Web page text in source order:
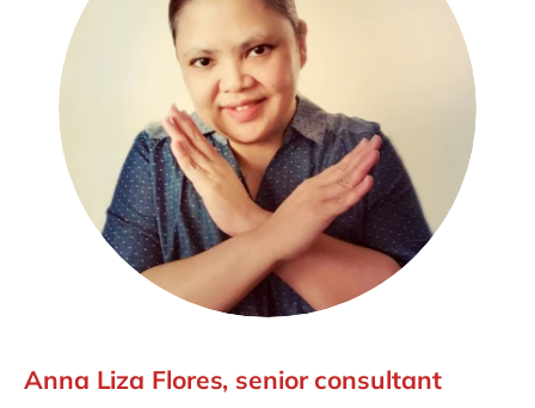
Anna Liza Flores, senior consultant